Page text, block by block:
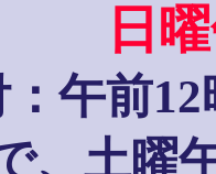
日
：午前
、土曜